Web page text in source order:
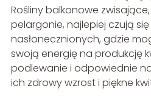
Rośliny balkonowe
pelargonie, najlepiej czują
nasłonecznionych, gdzie
swoją energię na produkcję
podlewanie i odpowiednie
ich zdrowy wzrost i piękne